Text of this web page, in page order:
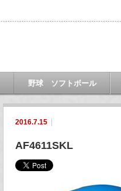
野球 ソフトボール
2016.7.15
AF4611SKL